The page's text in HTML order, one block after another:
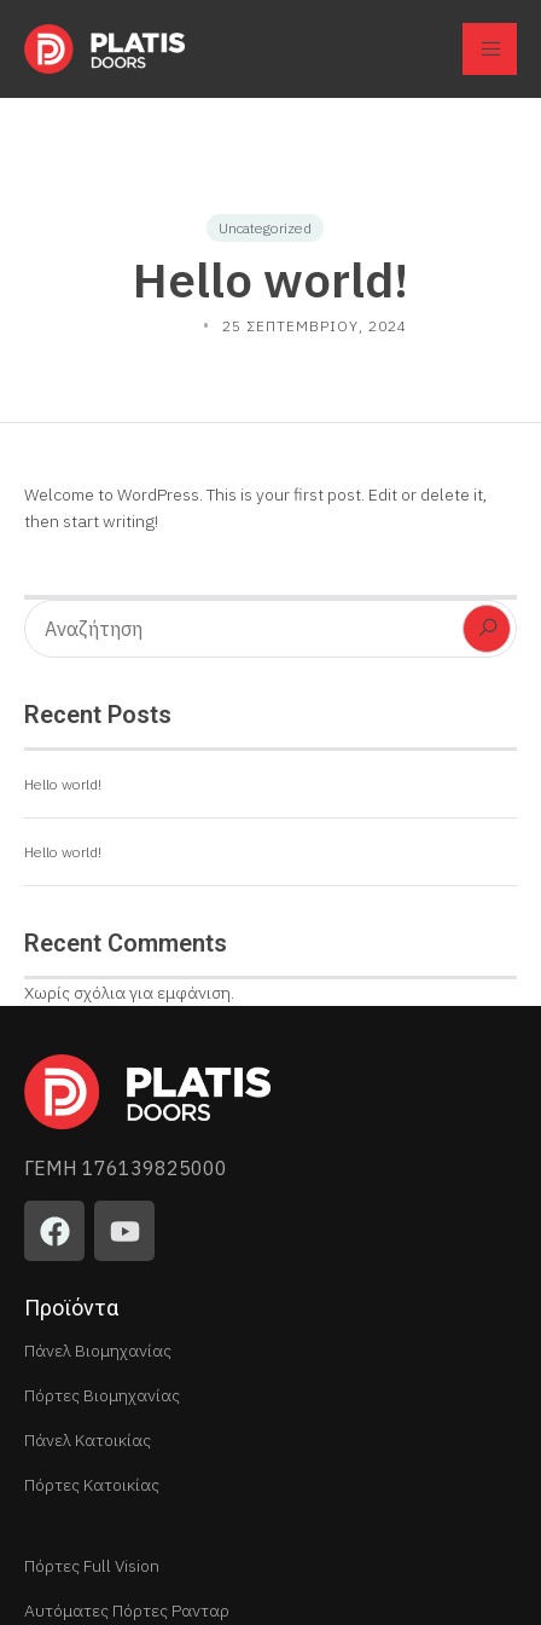
Uncategorized
Hello world!
25 ΣΕΠΤΕΜΒΡΊΟΥ, 2024
Welcome to WordPress. This is your first post. Edit or delete it,
then start writing!
Recent Posts
Hello world!
Hello world!
Recent Comments
Χωρίς σχόλια για εμφάνιση.
ΓΕΜΗ 176139825000
Προϊόντα
Πάνελ Βιομηχανίας
Πόρτες Βιομηχανίας
Πάνελ Κατοικίας
Πόρτες Κατοικίας
Πόρτες Full Vision
Αυτόματες Πόρτες Ρανταρ